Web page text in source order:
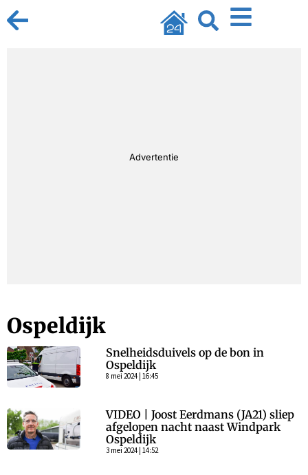
Advertentie
Ospeldijk
Snelheidsduivels op de bon in
Ospeldijk
8 mei 2024 | 16:45
VIDEO | Joost Eerdmans (JA21) sliep
afgelopen nacht naast Windpark
Ospeldijk
3 mei 2024 | 14:52